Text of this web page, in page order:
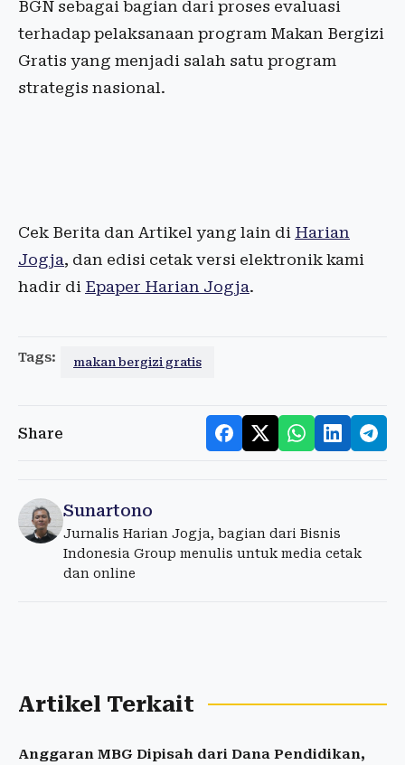
BGN sebagai bagian dari proses evaluasi
terhadap pelaksanaan program Makan Bergizi
Gratis yang menjadi salah satu program
strategis nasional.
Cek Berita dan Artikel yang lain di Harian
Jogja, dan edisi cetak versi elektronik kami
hadir di Epaper Harian Jogja.
Tags: makan bergizi gratis
Share
Sunartono
Jurnalis Harian Jogja, bagian dari Bisnis
Indonesia Group menulis untuk media cetak
dan online
Artikel Terkait
Anggaran MBG Dipisah dari Dana Pendidikan,